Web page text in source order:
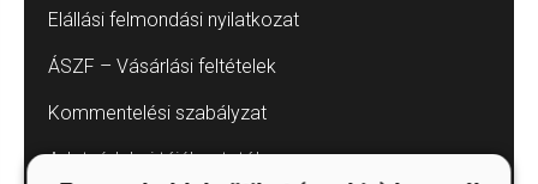
Elállási felmondási nyilatkozat
ÁSZF – Vásárlási feltételek
Kommentelési szabályzat
Adatvédelmi tájékoztatók